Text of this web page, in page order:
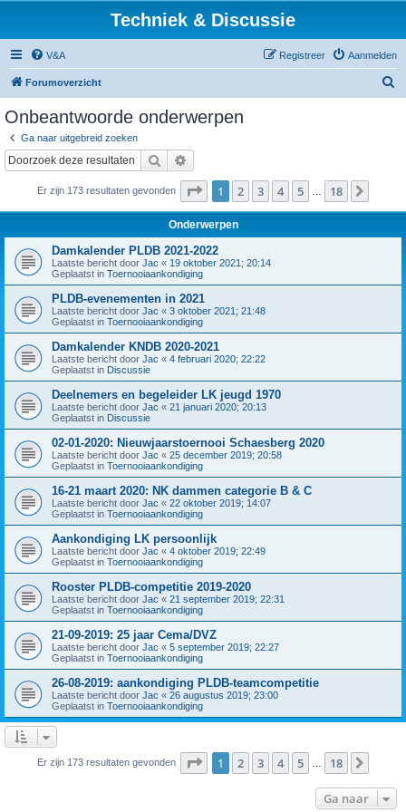
Techniek & Discussie
V&A Aanmelden
Registreer
Forumoverzicht
Onbeantwoorde onderwerpen
Ga naar uitgebreid zoeken
Zoek
Er zijn 173 resultaten gevonden Pagina van 18
1 2 3 4 5 18
Onderwerpen
Damkalender PLDB 2021-2022
Laatste bericht door Jac « 19 oktober 2021; 20:14
Geplaatst in Toernooiaankondiging
PLDB-evenementen in 2021
Laatste bericht door Jac « 3 oktober 2021; 21:48
Geplaatst in Toernooiaankondiging
Damkalender KNDB 2020-2021
Laatste bericht door Jac « 4 februari 2020; 22:22
Geplaatst in Discussie
Deelnemers en begeleider LK jeugd 1970
Laatste bericht door Jac « 21 januari 2020; 20:13
Geplaatst in Discussie
02-01-2020: Nieuwjaarstoernooi Schaesberg 2020
Laatste bericht door Jac « 25 december 2019; 20:58
Geplaatst in Toernooiaankondiging
16-21 maart 2020: NK dammen categorie B & C
Laatste bericht door Jac « 22 oktober 2019; 14:07
Geplaatst in Toernooiaankondiging
Aankondiging LK persoonlijk
Laatste bericht door Jac « 4 oktober 2019; 22:49
Geplaatst in Toernooiaankondiging
Rooster PLDB-competitie 2019-2020
Laatste bericht door Jac « 21 september 2019; 22:31
Geplaatst in Toernooiaankondiging
21-09-2019: 25 jaar Cema/DVZ
Laatste bericht door Jac « 5 september 2019; 22:27
Geplaatst in Toernooiaankondiging
26-08-2019: aankondiging PLDB-teamcompetitie
Laatste bericht door Jac « 26 augustus 2019; 23:00
Geplaatst in Toernooiaankondiging
Er zijn 173 resultaten gevonden Pagina van 18
1 2 3 4 5 18
Ga naar